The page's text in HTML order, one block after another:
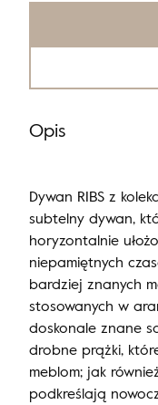
Opis
Dywan RIBS z
subtelny dywan,
horyzontalnie
niepamiętnych
bardziej znanych
stosowanych w
doskonale znane
drobne prążki,
meblom; jak
podkreślają